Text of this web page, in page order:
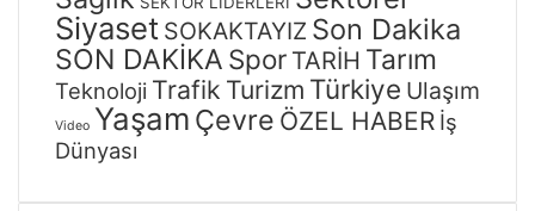
Siyaset SOKAKTAYIZ Son Dakika
SON DAKİKA Spor TARİH Tarım
Teknoloji Trafik Turizm Türkiye Ulaşım
Video Yaşam Çevre ÖZEL HABER İş
Dünyası